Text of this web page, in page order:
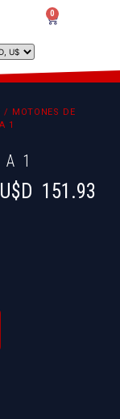
0
/ MOTONES DE
1
A 1
U$D 151.93